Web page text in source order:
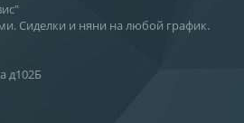
Сиделки и няни на любой график.
д102Б